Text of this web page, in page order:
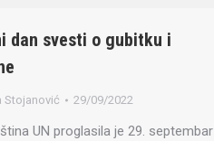
dan svesti o gubitku i
Stojanović 29/09/2022
UN proglasila je 29. septembar